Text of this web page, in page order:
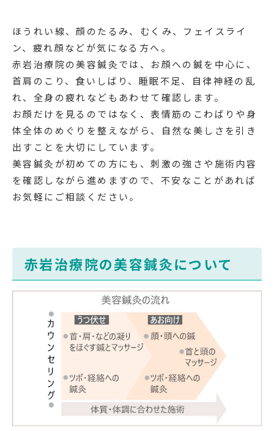
ほうれい線、顔のたるみ、むくみ、フェイスライ
ン、疲れ顔などが気になる方へ。
赤岩治療院の美容鍼灸では、お顔への鍼を中心に、
首肩のこり、食いしばり、睡眠不足、自律神経の乱
れ、全身の疲れなどもあわせて確認します。
お顔だけを見るのではなく、表情筋のこわばりや身
体全体のめぐりを整えながら、自然な美しさを引き
出すことを大切にしています。
美容鍼灸が初めての方にも、刺激の強さや施術内容
を確認しながら進めますので、不安なことがあれば
お気軽にご相談ください。
赤岩治療院の美容鍼灸について